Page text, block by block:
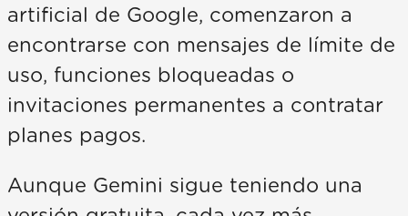
artificial de Google, comenzaron a
encontrarse con mensajes de límite de
uso, funciones bloqueadas o
invitaciones permanentes a contratar
planes pagos.
Aunque Gemini sigue teniendo una